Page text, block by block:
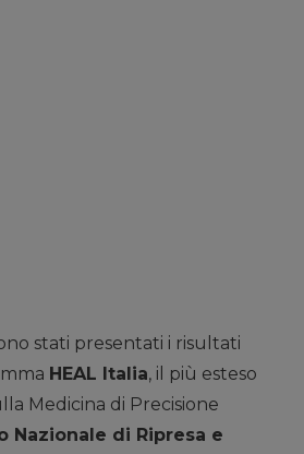
stati presentati i risultati
HEAL Italia, il più esteso
Medicina di Precisione
Nazionale di Ripresa e